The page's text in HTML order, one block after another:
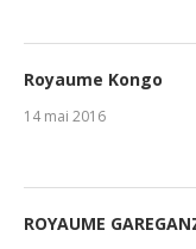
Royaume Kongo
14 mai 2016
ROYAUME